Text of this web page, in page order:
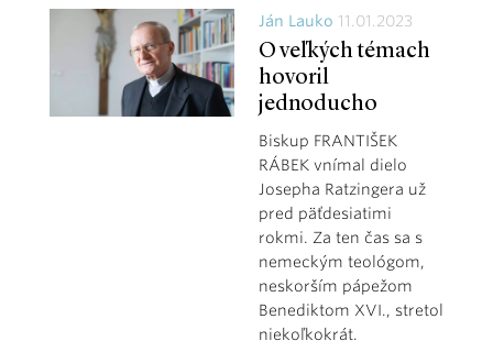
Ján Lauko 11.01.2023
O veľkých témach
hovoril
jednoducho
Biskup FRANTIŠEK
RÁBEK vnímal dielo
Josepha Ratzingera už
pred päťdesiatimi
rokmi. Za ten čas sa s
nemeckým teológom,
neskorším pápežom
Benediktom XVI., stretol
niekoľkokrát.